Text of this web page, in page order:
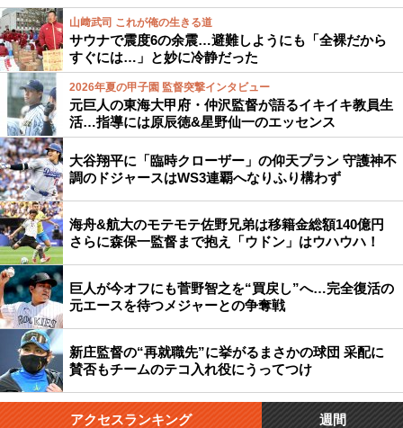
山﨑武司 これが俺の生きる道
サウナで震度6の余震…避難しようにも「全裸だから
すぐには…」と妙に冷静だった
2026年夏の甲子園 監督突撃インタビュー
元巨人の東海大甲府・仲沢監督が語るイキイキ教員生
活…指導には原辰徳&星野仙一のエッセンス
大谷翔平に「臨時クローザー」の仰天プラン 守護神不
調のドジャースはWS3連覇へなりふり構わず
海舟&航大のモテモテ佐野兄弟は移籍金総額140億円
さらに森保一監督まで抱え「ウドン」はウハウハ！
巨人が今オフにも菅野智之を“買戻し”へ…完全復活の
元エースを待つメジャーとの争奪戦
新庄監督の“再就職先”に挙がるまさかの球団 采配に
賛否もチームのテコ入れ役にうってつけ
アクセスランキング 週間